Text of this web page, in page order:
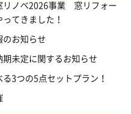
リノベ2026事業 窓リフォー
てきました！
のお知らせ
未定に関するお知らせ
3つの5点セットプラン！